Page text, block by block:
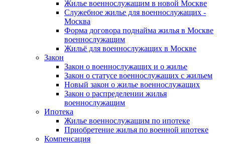
Жилье военнослужащим в новой Москве
Служебное жилье для военнослужащих -
Москва
Форма договора поднайма жилья в Москве
военнослужащим
Жильё для военнослужащих в Москве
Закон
Закон о военнослужащих и о жилье
Закон о статусе военнослужащих с жильем
Новый закон о жилье военнослужащих
Закон о распределении жилья
военнослужащим
Ипотека
Жилье военнослужащим по ипотеке
Приобретение жилья по военной ипотеке
Компенсация